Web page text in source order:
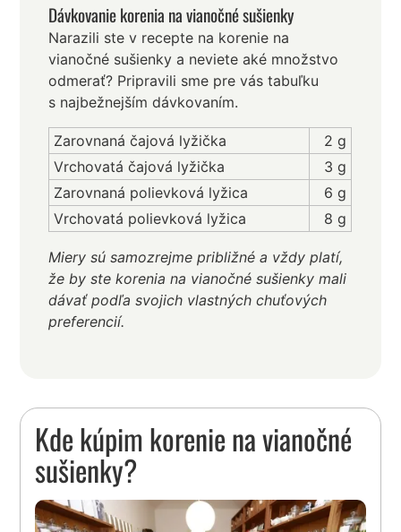
Dávkovanie korenia na vianočné sušienky
Narazili ste v recepte na korenie na
vianočné sušienky a neviete aké množstvo
odmerať? Pripravili sme pre vás tabuľku
s najbežnejším dávkovaním.
Zarovnaná čajová lyžička
2 g
Vrchovatá čajová lyžička
3 g
Zarovnaná polievková lyžica
6 g
Vrchovatá polievková lyžica
8 g
Miery sú samozrejme približné a vždy platí,
že by ste korenia na vianočné sušienky mali
dávať podľa svojich vlastných chuťových
preferencií.
Kde kúpim korenie na vianočné
sušienky?